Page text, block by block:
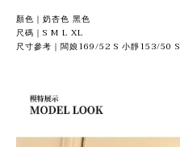
顏色｜奶杏色 黑色
尺碼｜S M L XL
尺寸參考｜闆娘169/52 S 小靜153/50 S